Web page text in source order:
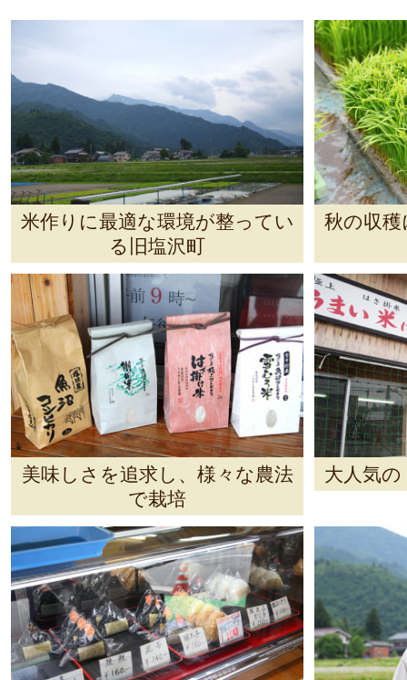
米作りに最適な環境が整ってい
る旧塩沢町
秋の収
美味しさを追求し、様々な農法
で栽培
大人気